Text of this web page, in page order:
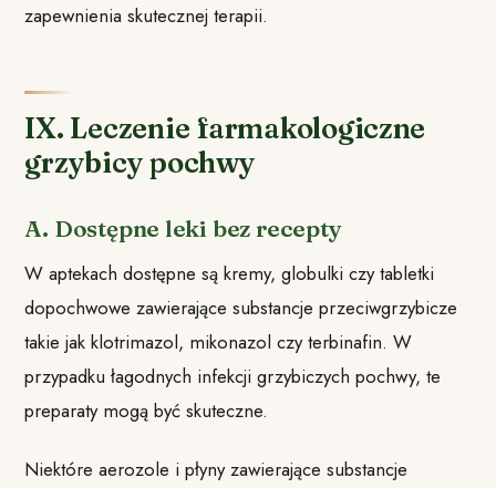
zapewnienia skutecznej terapii.
IX. Leczenie farmakologiczne
grzybicy pochwy
A. Dostępne leki bez recepty
W aptekach dostępne są kremy, globulki czy tabletki
dopochwowe zawierające substancje przeciwgrzybicze
takie jak klotrimazol, mikonazol czy terbinafin. W
przypadku łagodnych infekcji grzybiczych pochwy, te
preparaty mogą być skuteczne.
Niektóre aerozole i płyny zawierające substancje